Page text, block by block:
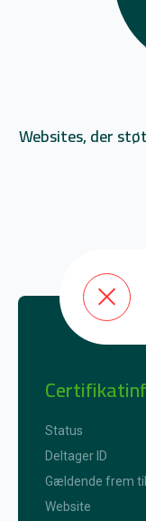
Websites, der
Status
Deltager ID
Gældende frem til
Website